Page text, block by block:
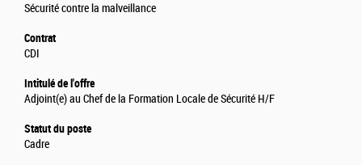
Sécurité contre la malveillance
Contrat
CDI
Intitulé de l'offre
Adjoint(e) au Chef de la Formation Locale de Sécurité H/F
Statut du poste
Cadre